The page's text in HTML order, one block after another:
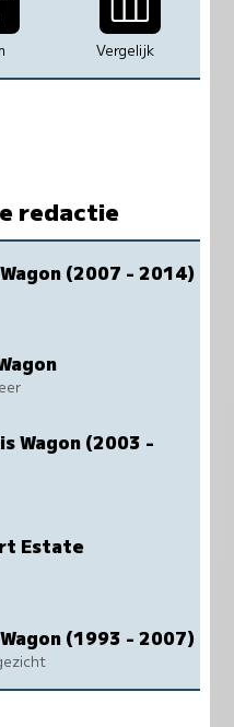
Vergelijk
redactie
(2007 - 2014)
Wagon (2003 -
Estate
(1993 - 2007)